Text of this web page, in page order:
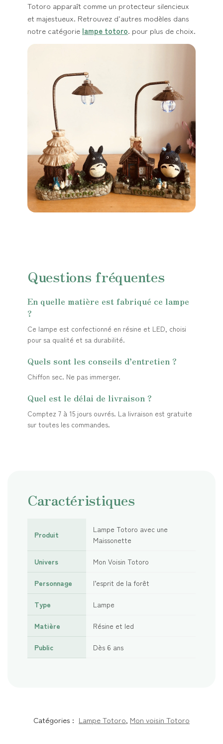
Totoro apparaît comme un protecteur silencieux
et majestueux. Retrouvez d’autres modèles dans
notre catégorie lampe totoro. pour plus de choix.
Questions fréquentes
En quelle matière est fabriqué ce lampe
?
Ce lampe est confectionné en résine et LED, choisi
pour sa qualité et sa durabilité.
Quels sont les conseils d’entretien ?
Chiffon sec. Ne pas immerger.
Quel est le délai de livraison ?
Comptez 7 à 15 jours ouvrés. La livraison est gratuite
sur toutes les commandes.
Caractéristiques
Produit
Lampe Totoro avec une
Maissonette
Univers Mon Voisin Totoro
Personnage l’esprit de la forêt
Type Lampe
Matière Résine et led
Public Dès 6 ans
Catégories : Lampe Totoro, Mon voisin Totoro